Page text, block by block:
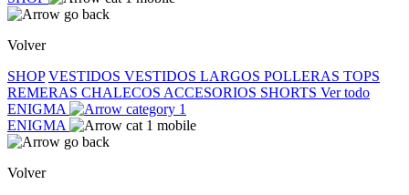
Volver
SHOP VESTIDOS VESTIDOS LARGOS POLLERAS TOPS
REMERAS CHALECOS ACCESORIOS SHORTS Ver todo
ENIGMA
ENIGMA
Volver